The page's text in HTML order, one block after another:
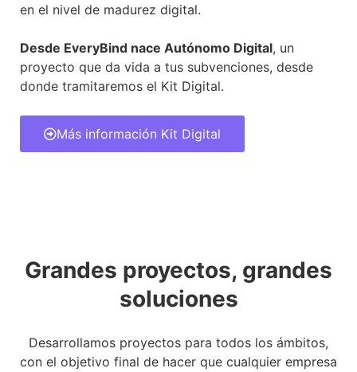
en el nivel de madurez digital.
Desde EveryBind nace Autónomo Digital, un
proyecto que da vida a tus subvenciones, desde
donde tramitaremos el Kit Digital.
Más información Kit Digital
Grandes proyectos, grandes
soluciones
Desarrollamos proyectos para todos los ámbitos,
con el objetivo final de hacer que cualquier empresa